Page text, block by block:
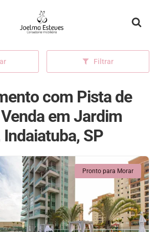
Página inicial
Filtrar
com Pista de
em Jardim
SP
Pronto para Morar